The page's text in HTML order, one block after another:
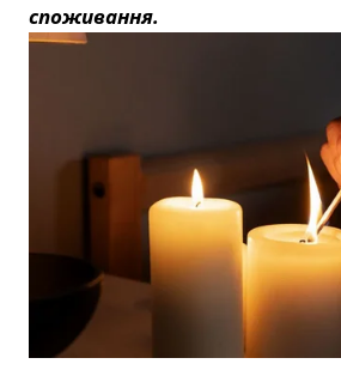
споживання.